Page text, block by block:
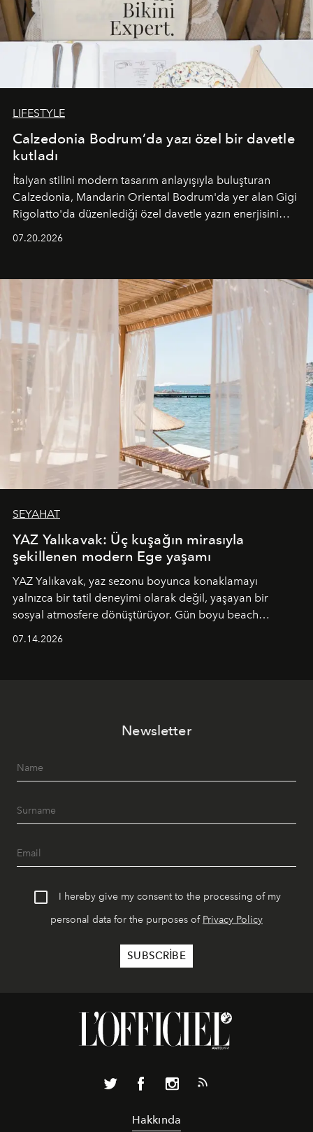
LIFESTYLE
Calzedonia Bodrum’da yazı özel bir davetle
kutladı
İtalyan stilini modern tasarım anlayışıyla buluşturan
Calzedonia, Mandarin Oriental Bodrum'da yer alan Gigi
Rigolatto'da düzenlediği özel davetle yazın enerjisini
07.20.2026
SEYAHAT
YAZ Yalıkavak: Üç kuşağın mirasıyla
şekillenen modern Ege yaşamı
YAZ Yalıkavak, yaz sezonu boyunca konaklamayı
yalnızca bir tatil deneyimi olarak değil, yaşayan bir
sosyal atmosfere dönüştürüyor. Gün boyu beach
geceye taşıyarak her hafta farklı bir deneyim sunuyor.
07.14.2026
Newsletter
I hereby give my consent to the processing of my
personal data for the purposes of Privacy Policy
Hakkında